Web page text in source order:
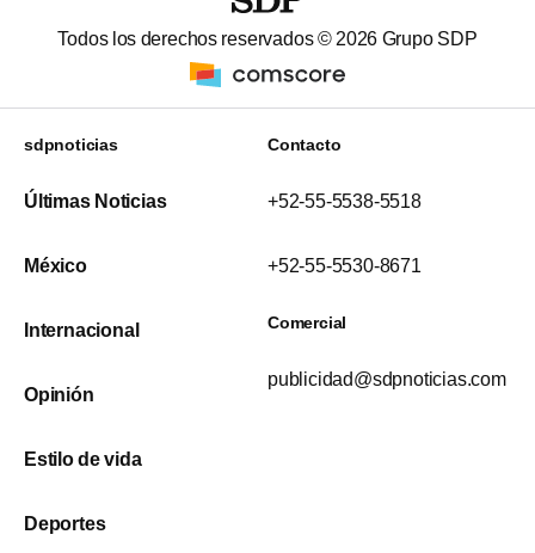
Todos los derechos reservados © 2026 Grupo SDP
sdpnoticias
Últimas Noticias
México
Internacional
Opinión
Estilo de vida
Deportes
Contacto
+52-55-5538-5518
+52-55-5530-8671
Comercial
publicidad@sdpnoticias.com